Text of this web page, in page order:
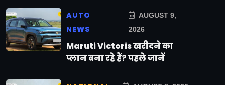
AUTO
NEWS
AUGUST 9,
2026
Maruti Victoris खरीदने का
प्लान बना रहे हैं? पहले जानें